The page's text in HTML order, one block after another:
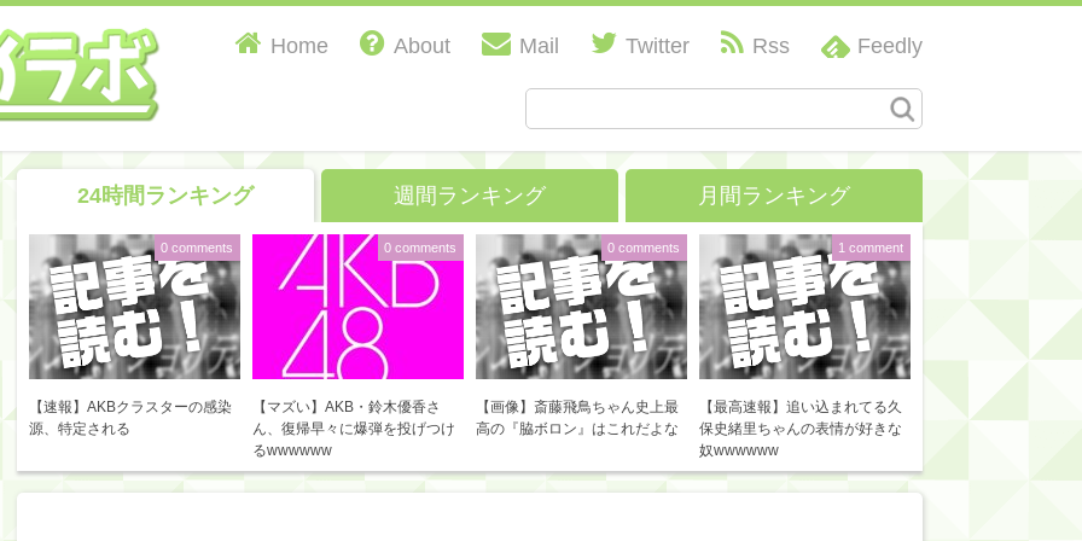
Home About Mail Twitter Rss Feedly
24時間ランキング 週間ランキング 月間ランキング
【速報】AKBクラスターの感染
源、特定される
0 comments
【マズい】AKB・鈴木優香さ
ん、復帰早々に爆弾を投げつけ
るwwwwww
0 comments
【画像】斎藤飛鳥ちゃん史上最
高の『脇ボロン』はこれだよな
0 comments
【最高速報】追い込まれてる久
保史緒里ちゃんの表情が好きな
奴wwwwww
1 comment